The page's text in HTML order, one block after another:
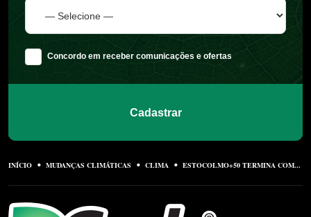
Concordo em receber comunicações e ofertas
Cadastrar
INÍCIO MUDANÇAS CLIMÁTICAS CLIMA ESTOCOLMO+50 TERMINA COM...